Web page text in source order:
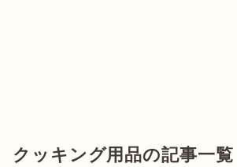
クッキング用品の記事一覧